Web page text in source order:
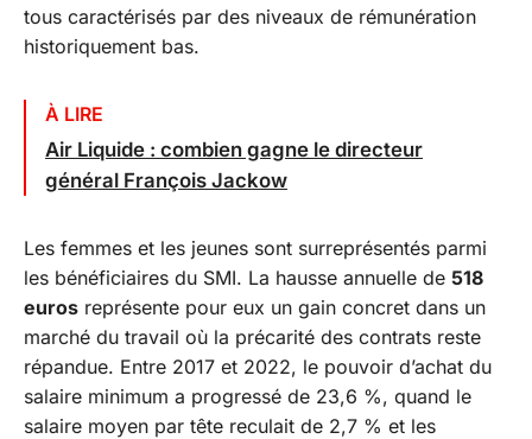
tous caractérisés par des niveaux de rémunération
historiquement bas.
À LIRE
Air Liquide : combien gagne le directeur
général François Jackow
Les femmes et les jeunes sont surreprésentés parmi
les bénéficiaires du SMI. La hausse annuelle de 518
euros représente pour eux un gain concret dans un
marché du travail où la précarité des contrats reste
répandue. Entre 2017 et 2022, le pouvoir d’achat du
salaire minimum a progressé de 23,6 %, quand le
salaire moyen par tête reculait de 2,7 % et les